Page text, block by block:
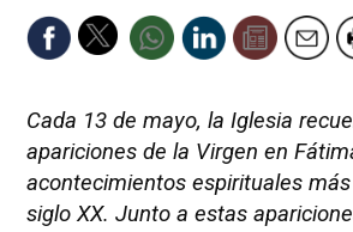
Cada 13 de mayo, la Iglesia
apariciones de la Virgen en
acontecimientos espirituales
siglo XX. Junto a estas